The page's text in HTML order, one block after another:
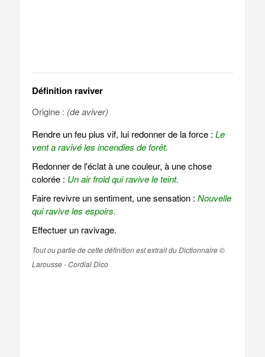
Définition raviver
Origine : (de aviver)
Rendre un feu plus vif, lui redonner de la force : Le
vent a ravivé les incendies de forêt.
Redonner de l'éclat à une couleur, à une chose
colorée : Un air froid qui ravive le teint.
Faire revivre un sentiment, une sensation : Nouvelle
qui ravive les espoirs.
Effectuer un ravivage.
Tout ou partie de cette définition est extrait du Dictionnaire ©
Larousse - Cordial Dico